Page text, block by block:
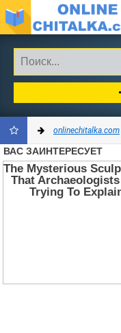
ДОБАВИТЬ
В
onlinechitalka.com